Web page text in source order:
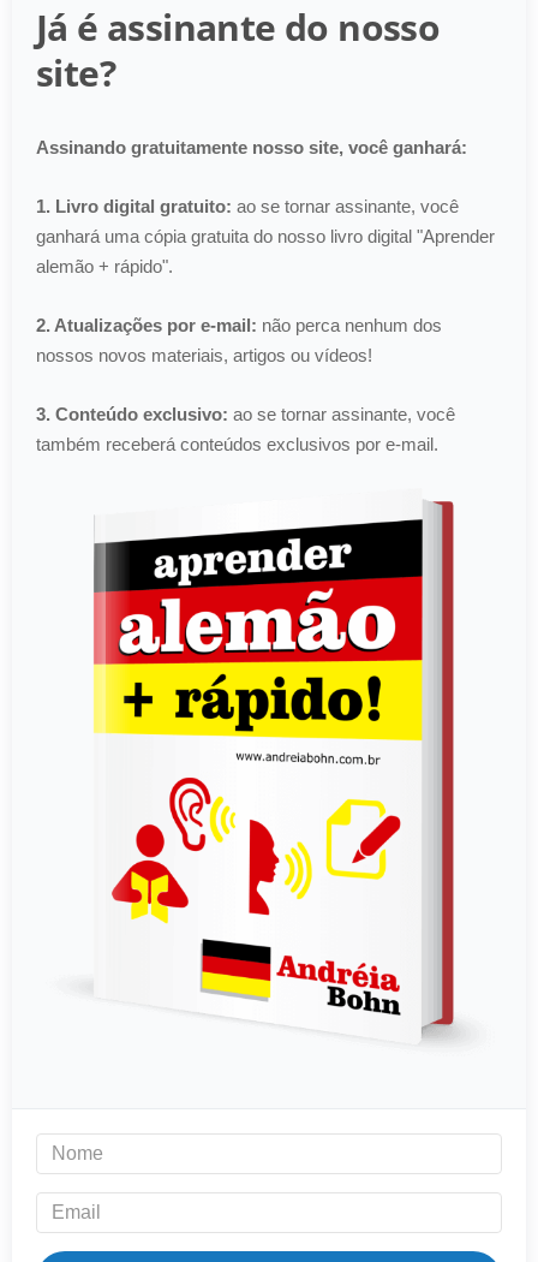
Já é assinante do nosso
site?
Assinando gratuitamente nosso site, você ganhará:
1. Livro digital gratuito: ao se tornar assinante, você
ganhará uma cópia gratuita do nosso livro digital "Aprender
alemão + rápido".
2. Atualizações por e-mail: não perca nenhum dos
nossos novos materiais, artigos ou vídeos!
3. Conteúdo exclusivo: ao se tornar assinante, você
também receberá conteúdos exclusivos por e-mail.